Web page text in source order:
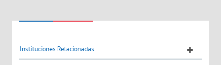
Instituciones Relacionadas